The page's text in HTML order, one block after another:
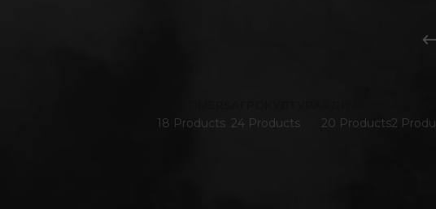
18 Products 24 Products
20 Products2